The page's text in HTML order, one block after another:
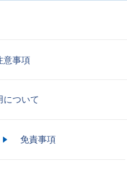
意事項
について
免責事項